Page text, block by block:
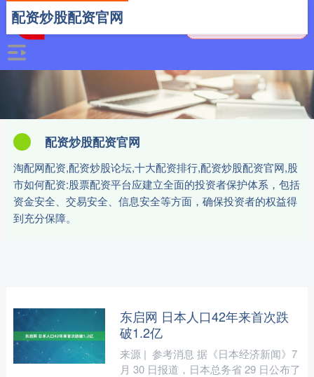
配资炒股配资官网
淘配网配资,配资炒股论坛,十大配资排行,配资炒股配资官网,股
市如何配资:股票配资平台应建立全面的投资者保护体系，包括
资金安全、交易安全、信息安全等方面，确保投资者的权益得
到充分保障。
配资炒股配资官网
东启网 日本人口42年来首次跌
破1.2亿
来源 | 参考消息 据《日本经济新闻》7
月 30 日报道，日本总务省 29 日公布了